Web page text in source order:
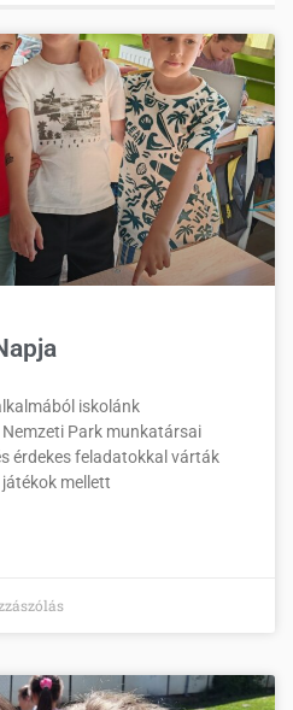
iskolánk
Park munkatársai
érdekes feladatokkal várták
mellett